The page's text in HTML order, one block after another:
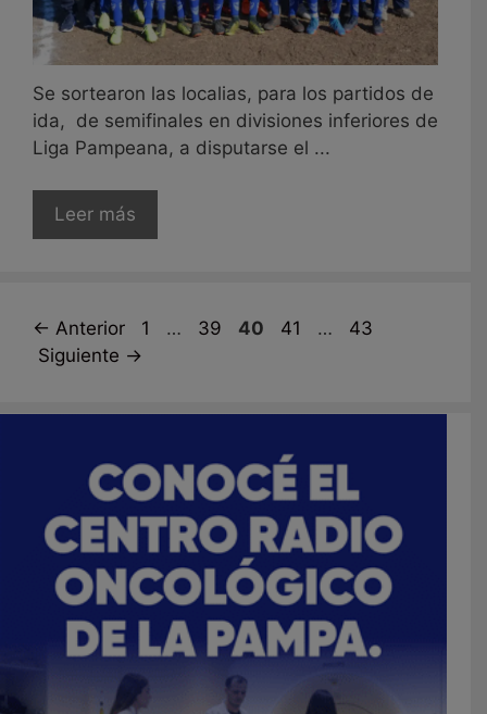
Se sortearon las localias, para los partidos de
ida, de semifinales en divisiones inferiores de
Liga Pampeana, a disputarse el ...
Leer más
← Anterior Página
1 … Página
39 Página
40 Página
41 … Página
43
Siguiente →